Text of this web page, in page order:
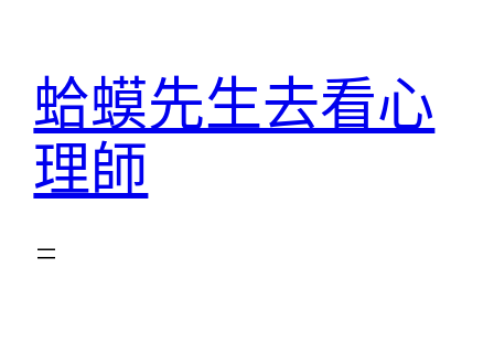
蛤蟆先生去看心
理師